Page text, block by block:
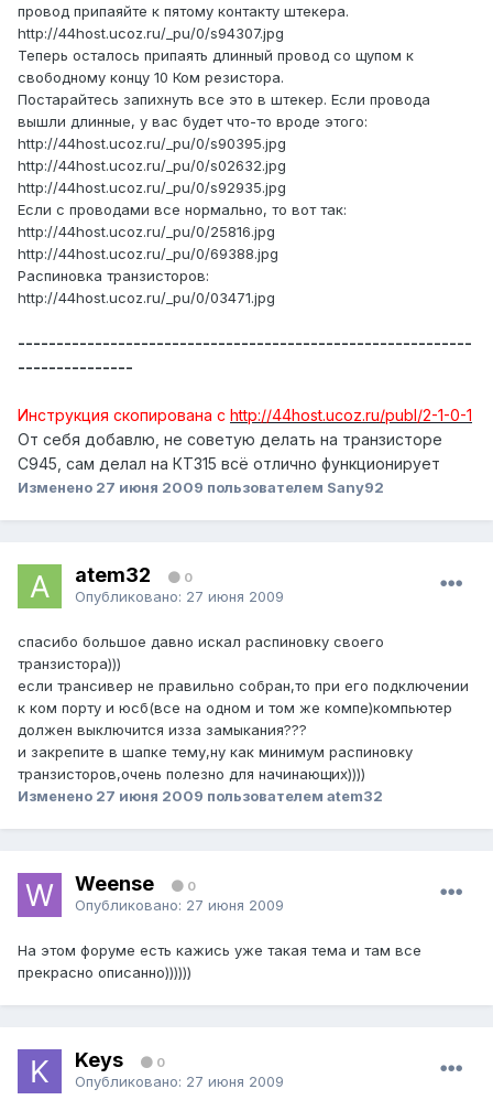
провод припаяйте к пятому контакту штекера.
http://44host.ucoz.ru/_pu/0/s94307.jpg
Теперь осталось припаять длинный провод со щупом к
свободному концу 10 Ком резистора.
Постарайтесь запихнуть все это в штекер. Если провода
вышли длинные, у вас будет что-то вроде этого:
http://44host.ucoz.ru/_pu/0/s90395.jpg
http://44host.ucoz.ru/_pu/0/s02632.jpg
http://44host.ucoz.ru/_pu/0/s92935.jpg
Если с проводами все нормально, то вот так:
http://44host.ucoz.ru/_pu/0/25816.jpg
http://44host.ucoz.ru/_pu/0/69388.jpg
Распиновка транзисторов:
http://44host.ucoz.ru/_pu/0/03471.jpg
-----------------------------------------------------------
---------------
Инструкция скопирована с http://44host.ucoz.ru/publ/2-1-0-1
От себя добавлю, не советую делать на транзисторе
С945, сам делал на КТ315 всё отлично функционирует
Изменено 27 июня 2009 пользователем Sany92
atem32 0
Опубликовано: 27 июня 2009
спасибо большое давно искал распиновку своего
транзистора)))
если трансивер не правильно собран,то при его подключении
к ком порту и юсб(все на одном и том же компе)компьютер
должен выключится изза замыкания???
и закрепите в шапке тему,ну как минимум распиновку
транзисторов,очень полезно для начинающих))))
Изменено 27 июня 2009 пользователем atem32
Weense 0
Опубликовано: 27 июня 2009
На этом форуме есть кажись уже такая тема и там все
прекрасно описанно))))))
Keys 0
Опубликовано: 27 июня 2009